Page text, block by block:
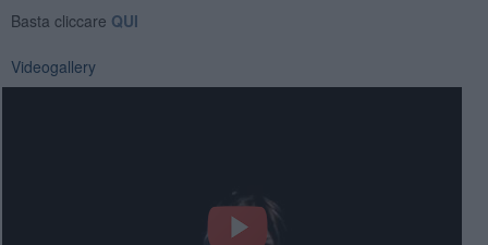
Basta cliccare QUI
Videogallery